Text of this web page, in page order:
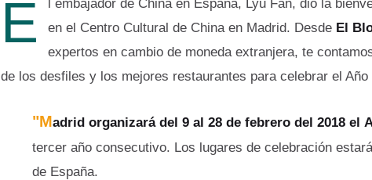
E
l embajador de China en España, Lyu Fan, dio la
en el Centro Cultural de China en Madrid. Desde El
expertos en cambio de moneda extranjera, te
de los desfiles y los mejores restaurantes para celebrar el Año
"Madrid organizará del 9 al 28 de febrero del 2018 el
tercer año consecutivo. Los lugares de celebración
de España.